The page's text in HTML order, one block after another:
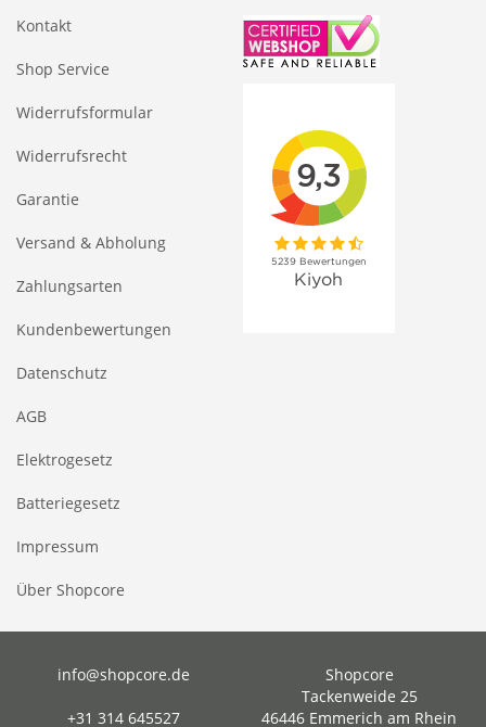
Kontakt
Shop Service
Widerrufsformular
Widerrufsrecht
Garantie
Versand & Abholung
Zahlungsarten
Kundenbewertungen
Datenschutz
AGB
Elektrogesetz
Batteriegesetz
Impressum
Über Shopcore
info@shopcore.de
+31 314 645527
Shopcore
Tackenweide 25
46446 Emmerich am Rhein